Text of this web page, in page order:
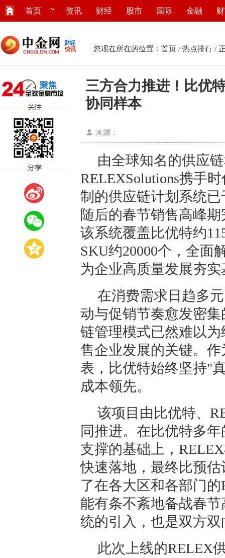
首页 资讯 财经 股市 国际 金融
您现在所在的位置： 首页 / 热点排行 /
三方合力推进！比优
协同样本
来源：
由全球知名的供应
RELEXSolutions携手
制的供应链计划系统
随后的春节销售高峰
该系统覆盖比优特约
SKU约20000个，全面
为企业高质量发展夯实
在消费需求日趋多
动与促销节奏愈发密
链管理模式已然难以
售企业发展的关键。
表，比优特始终坚持"
成本领先。
该项目由比优特、
同推进。在比优特多
支撑的基础上，
快速落地，最终比预
了在各大区和各部门
能有条不紊地备战春
统的引入，也是双方
此次上线的RELEX